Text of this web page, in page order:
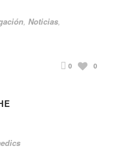
, Noticias,
0 0